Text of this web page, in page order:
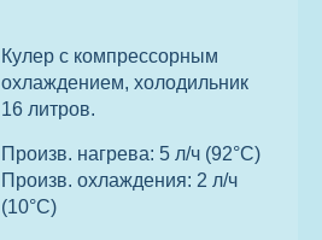
Кулер с компрессорным
охлаждением, холодильник
16 литров.
Произв. нагрева: 5 л/ч (92°C)
Произв. охлаждения: 2 л/ч
(10°C)